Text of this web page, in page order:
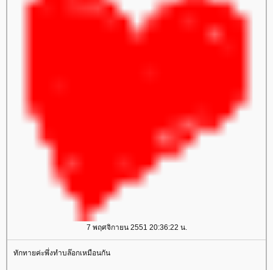
7 พฤศจิกายน 2551 20:36:22 น.
ทักทายค่ะพึ่งทำบล๊อกเหมือนกัน